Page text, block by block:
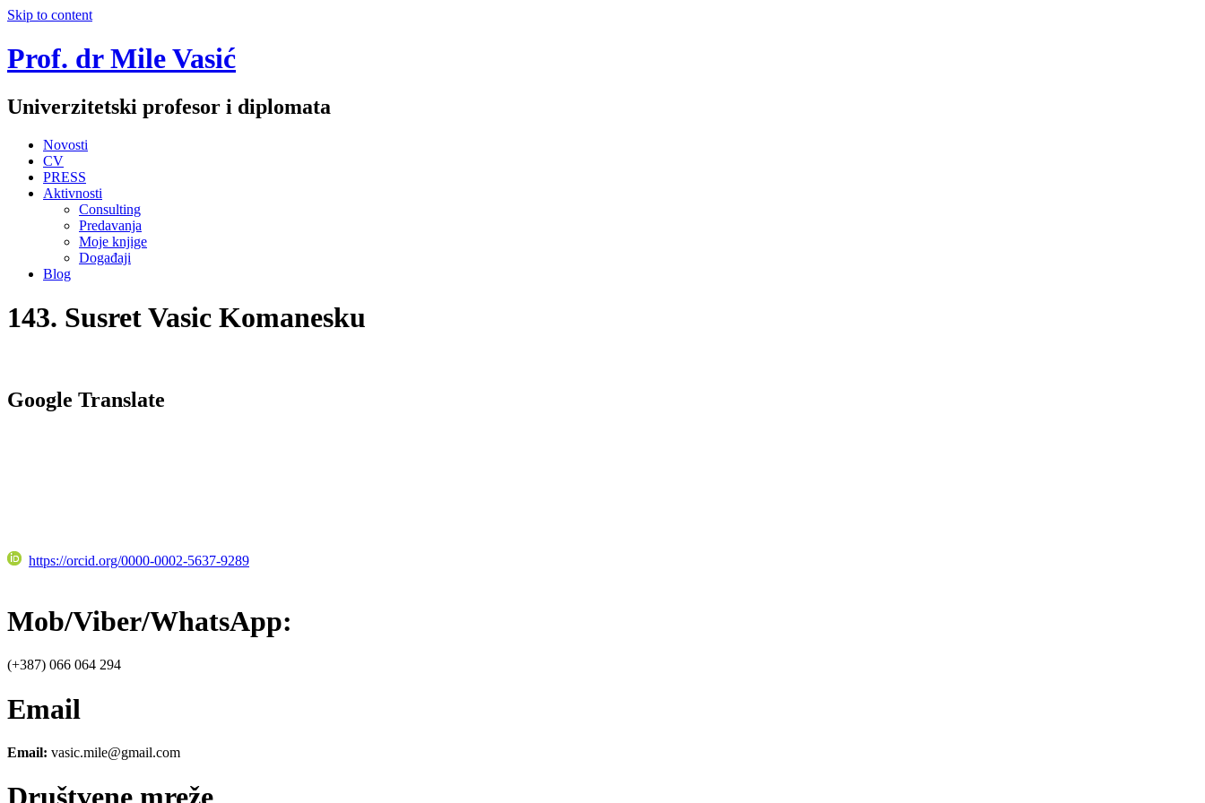
Skip to content
Prof. dr Mile Vasić
Univerzitetski profesor i diplomata
Novosti
CV
PRESS
Aktivnosti
Consulting
Predavanja
Moje knjige
Događaji
Blog
143. Susret Vasic Komanesku
Google Translate
https://orcid.org/0000-0002-5637-9289
Mob/Viber/WhatsApp:
(+387) 066 064 294
Email
Email: vasic.mile@gmail.com
Društvene mreže